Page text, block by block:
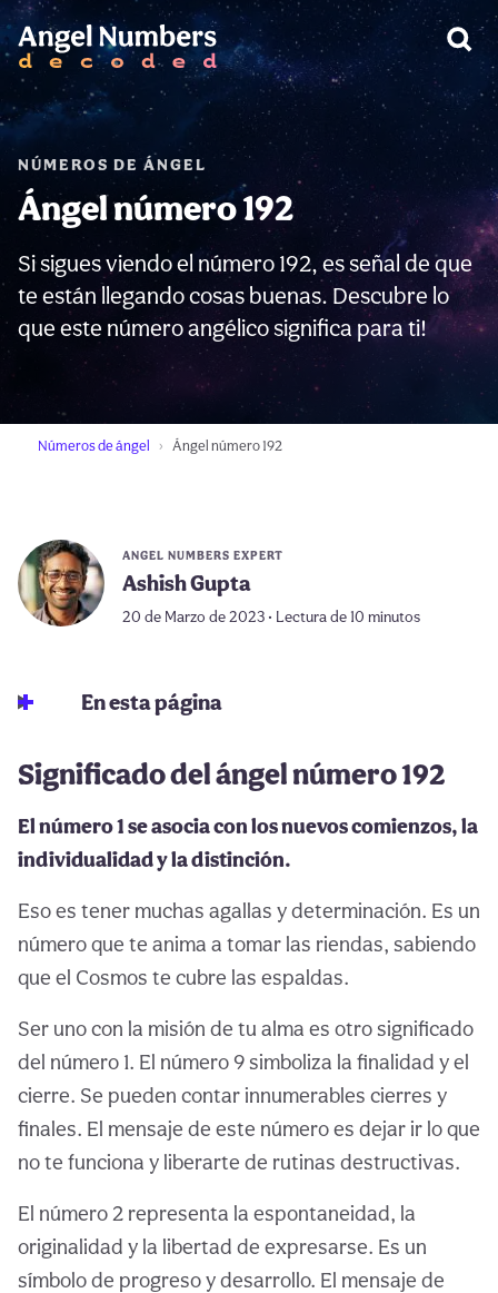
NÚMEROS DE ÁNGEL
Ángel número 192
Si sigues viendo el número 192, es señal de que
te están llegando cosas buenas. Descubre lo
que este número angélico significa para ti!
Números de ángel Ángel número 192
ANGEL NUMBERS EXPERT
Ashish Gupta
20 de Marzo de 2023 • Lectura de 10 minutos
En esta página
Significado del ángel número 192
El número 1 se asocia con los nuevos comienzos, la
individualidad y la distinción.
Eso es tener muchas agallas y determinación. Es un
número que te anima a tomar las riendas, sabiendo
que el Cosmos te cubre las espaldas.
Ser uno con la misión de tu alma es otro significado
del número 1. El número 9 simboliza la finalidad y el
cierre. Se pueden contar innumerables cierres y
finales. El mensaje de este número es dejar ir lo que
no te funciona y liberarte de rutinas destructivas.
El número 2 representa la espontaneidad, la
originalidad y la libertad de expresarse. Es un
símbolo de progreso y desarrollo. El mensaje de
ADVERTENCIA: